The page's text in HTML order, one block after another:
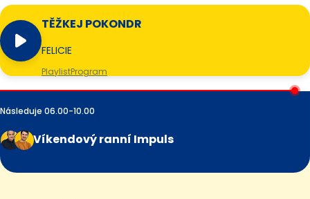
TĚŽKEJ POKONDR
FELICIE
PlaylistProgram
Následuje 06.00-10.00
Víkendový ranní Impuls